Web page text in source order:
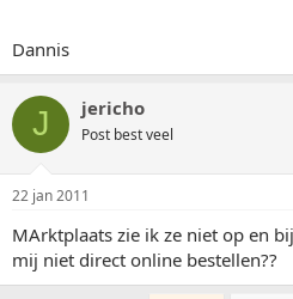
Dannis
J jericho
Post best veel
22 jan 2011
MArktplaats zie ik ze niet op en
mij niet direct online bestellen??